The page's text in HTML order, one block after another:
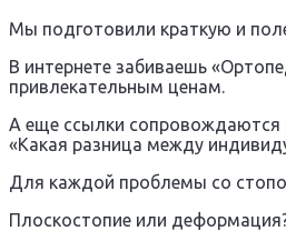
Мы подготовили краткую и
В интернете забиваешь
привлекательным ценам.
А еще ссылки сопровождаются
«Какая разница между
Для каждой проблемы со
Плоскостопие или